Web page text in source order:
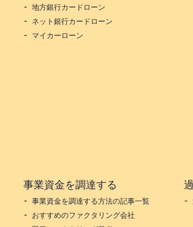
地方銀行カードローン
ネット銀行カードローン
マイカーローン
事業資金を調達する
事業資金を調達する方法の記事一覧
おすすめのファクタリング会社